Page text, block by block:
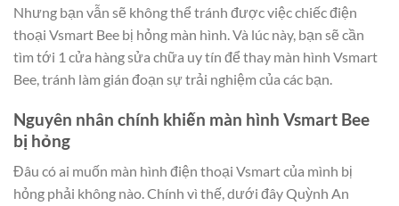
Nhưng bạn vẫn sẽ không thể tránh được việc chiếc điện
thoại Vsmart Bee bị hỏng màn hình. Và lúc này, bạn sẽ cần
tìm tới 1 cửa hàng sửa chữa uy tín để thay màn hình Vsmart
Bee, tránh làm gián đoạn sự trải nghiệm của các bạn.
Nguyên nhân chính khiến màn hình Vsmart Bee
bị hỏng
Đâu có ai muốn màn hình điện thoại Vsmart của mình bị
hỏng phải không nào. Chính vì thế, dưới đây Quỳnh An